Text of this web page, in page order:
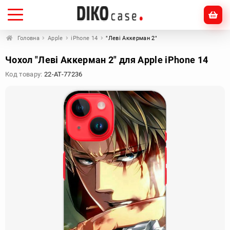
Головна Apple iPhone 14 "Леві Аккерман 2"
Чохол "Леві Аккерман 2" для Apple iPhone 14
Код товару: 22-AT-77236